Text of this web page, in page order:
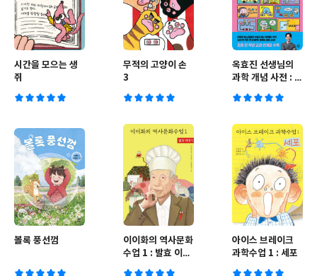
시간을 모으는 생
쥐
무적의 고양이 손
3
옥효진 선생님의
과학 개념 사전 : 물
볼록 풍선껌
이이화의 역사문화
수업 1 : 발효 이야
아이스 브레이크
과학수업 1 : 세포